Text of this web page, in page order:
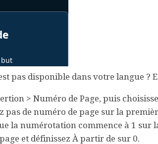
pas disponible dans votre langue ?
> Numéro de Page, puis
pas de numéro de page sur la
la numérotation commence à 1 sur
et définissez À partir de sur 0.